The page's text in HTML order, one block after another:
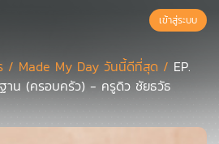
เข้าสู่ระบบ
/ Made My Day วันนี้ดีที่สุด / EP.
น (ครอบครัว) - ครูดิว ชัยธวัธ